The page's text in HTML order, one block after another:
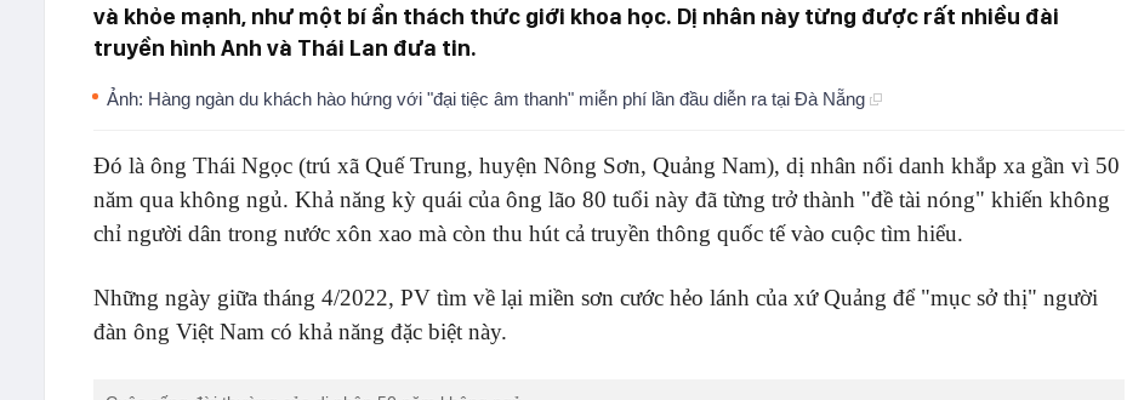
và khỏe mạnh, như một bí ẩn thách thức giới khoa học. Dị nhân này từng được rất nhiều đài
truyền hình Anh và Thái Lan đưa tin.
Ảnh: Hàng ngàn du khách hào hứng với "đại tiệc âm thanh" miễn phí lần đầu diễn ra tại Đà Nẵng
Đó là ông Thái Ngọc (trú xã Quế Trung, huyện Nông Sơn, Quảng Nam), dị nhân nổi danh khắp xa gần vì 50
năm qua không ngủ. Khả năng kỳ quái của ông lão 80 tuổi này đã từng trở thành "đề tài nóng" khiến không
chỉ người dân trong nước xôn xao mà còn thu hút cả truyền thông quốc tế vào cuộc tìm hiểu.
Những ngày giữa tháng 4/2022, PV tìm về lại miền sơn cước hẻo lánh của xứ Quảng để "mục sở thị" người
đàn ông Việt Nam có khả năng đặc biệt này.